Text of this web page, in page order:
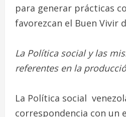
para generar prácticas
favorezcan el Buen Vivir
La Política social y las
referentes en la
La Política social
correspondencia con un